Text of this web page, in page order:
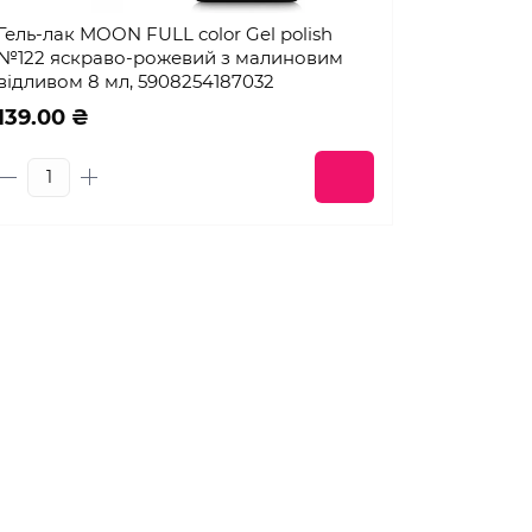
лак MOON FULL color Gel polish
яскраво-рожевий з малиновим
8 мл, 5908254187032
₴